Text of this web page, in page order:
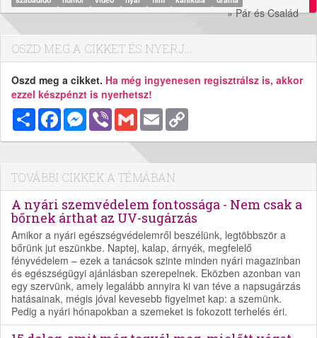
» Pár és Család
OSZD MEG A CIKKET ÉS NYERJ...
Oszd meg a cikket. Ha még ingyenesen regisztrálsz is, akkor
ezzel készpénzt is nyerhetsz!
MegosztásFacebookMessenger
Viber Gmail Email
TOVÁBBI CIKKEK A TÉMÁBAN
A nyári szemvédelem fontossága - Nem csak a
bőrnek árthat az UV-sugárzás
Amikor a nyári egészségvédelemről beszélünk, legtöbbször a
bőrünk jut eszünkbe. Naptej, kalap, árnyék, megfelelő
fényvédelem – ezek a tanácsok szinte minden nyári magazinban
és egészségügyi ajánlásban szerepelnek. Eközben azonban van
egy szervünk, amely legalább annyira ki van téve a napsugárzás
hatásainak, mégis jóval kevesebb figyelmet kap: a szemünk.
Pedig a nyári hónapokban a szemeket is fokozott terhelés éri.